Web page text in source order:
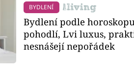
BYDLENÍ
Bydlení podle
pohodlí, Lvi luxus,
nesnášejí nepořádek